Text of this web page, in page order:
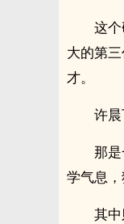
这
大的第
才。
许
那
学气息，
其